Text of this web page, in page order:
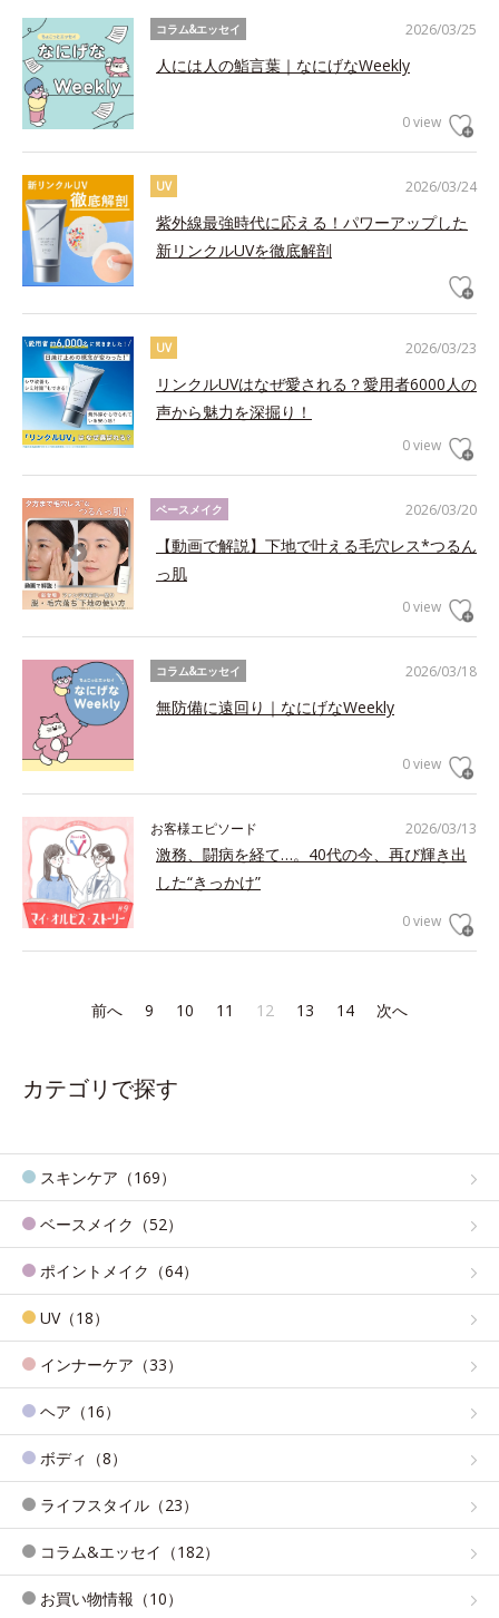
2026/03/25
コラム&エッセイ
人には人の鮨言葉｜なにげなWeekly
0 view
2026/03/24
UV
紫外線最強時代に応える！パワーアップした
新リンクルUVを徹底解剖
2026/03/23
UV
リンクルUVはなぜ愛される？愛用者6000人の
声から魅力を深掘り！
0 view
2026/03/20
ベースメイク
【動画で解説】下地で叶える毛穴レス*つるん
っ肌
0 view
2026/03/18
コラム&エッセイ
無防備に遠回り｜なにげなWeekly
0 view
2026/03/13
お客様エピソード
激務、闘病を経て…。40代の今、再び輝き出
した“きっかけ”
0 view
前へ 9 10 11 12 13 14 次へ
カテゴリで探す
スキンケア（169）
ベースメイク（52）
ポイントメイク（64）
UV（18）
インナーケア（33）
ヘア（16）
ボディ（8）
ライフスタイル（23）
コラム&エッセイ（182）
お買い物情報（10）